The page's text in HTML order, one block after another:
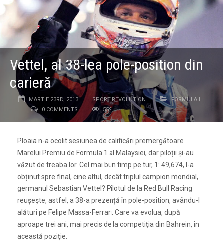
Vettel, al 38-lea pole-position din
carieră
MARTIE 23RD, 2013 SPORT REVOLUTION
FORMULA I
0 COMMENTS
559
Ploaia n-a ocolit sesiunea de calificări premergătoare
Marelui Premiu de Formula 1 al Malaysiei, dar piloții și-au
văzut de treaba lor. Cel mai bun timp pe tur, 1: 49,674, l-a
obținut spre final, cine altul, decât triplul campion mondial,
germanul Sebastian Vettel? Pilotul de la Red Bull Racing
reușește, astfel, a 38-a prezență în pole-position, avându-l
alături pe Felipe Massa-Ferrari. Care va evolua, după
aproape trei ani, mai precis de la competiția din Bahrein, în
această poziție.